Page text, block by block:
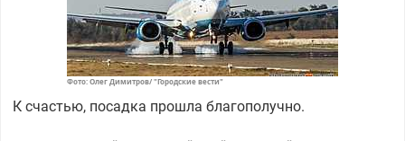
Фото: Олег Димитров/ "Городские вести"
К счастью, посадка прошла благополучно.